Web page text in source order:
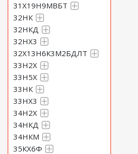
31Х19Н9МВБТ
32НК
32НКД
32НХ3
32Х13Н6К3М2БДЛТ
33Н2Х
33Н5Х
33НК
33НХ3
34Н2Х
34НКД
34НКМ
35КХ6Ф